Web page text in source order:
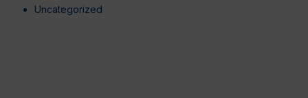
Uncategorized